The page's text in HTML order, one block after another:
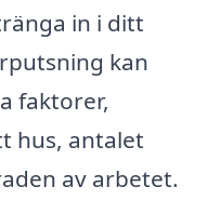
in i ditt
kan
faktorer,
hus, antalet
av arbetet.